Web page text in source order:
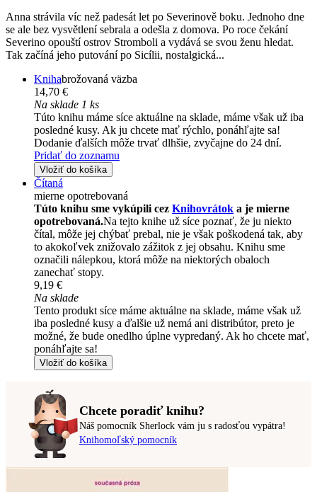
Anna strávila víc než padesát let po Severinově boku. Jednoho dne
se ale bez vysvětlení sebrala a odešla z domova. Po roce čekání
Severino opouští ostrov Stromboli a vydává se svou ženu hledat.
Tak začíná jeho putování po Sicílii, nostalgická...
Knihabrožovaná väzba
14,70 €
Na sklade 1 ks
Túto knihu máme síce aktuálne na sklade, máme však už iba
posledné kusy. Ak ju chcete mať rýchlo, ponáhľajte sa!
Dodanie ďalších môže trvať dlhšie, zvyčajne do 24 dní.
Pridať do zoznamu
Vložiť do košíka
Čítaná
mierne opotrebovaná
Túto knihu sme vykúpili cez Knihovrátok a je mierne
opotrebovaná.Na tejto knihe už síce poznať, že ju niekto
čítal, môže jej chýbať prebal, nie je však poškodená tak, aby
to akokoľvek znižovalo zážitok z jej obsahu. Knihu sme
označili nálepkou, ktorá môže na niektorých obaloch
zanechať stopy.
9,19 €
Na sklade
Tento produkt síce máme aktuálne na sklade, máme však už
iba posledné kusy a ďalšie už nemá ani distribútor, preto je
možné, že bude onedlho úplne vypredaný. Ak ho chcete mať,
ponáhľajte sa!
Vložiť do košíka
Chcete poradiť knihu?
Náš pomocník Sherlock vám ju s radosťou vypátra!
Knihomoľský pomocník